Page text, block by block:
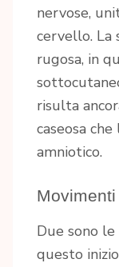
nervose,
cervello. La
rugosa, in
risulta
caseosa
amniotico.
Due sono
questo